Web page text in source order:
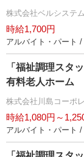
株式会社ベルシステ
時給1,700円
アルバイト・パート
「福祉調理スタ
有料老人ホーム
株式会社川島コーポ
時給1,080円～
アルバイト・パート /